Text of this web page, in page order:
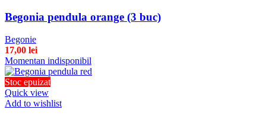
Begonia pendula orange (3 buc)
Begonie
17,00 lei
Momentan indisponibil
Stoc epuizat
Quick view
Add to wishlist